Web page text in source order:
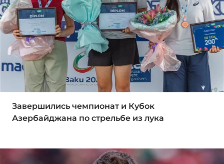
Завершились чемпионат и Кубок
Азербайджана по стрельбе из лука